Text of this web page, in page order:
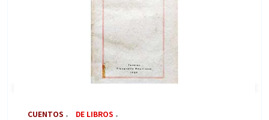
‎ CUENTOS DE LIBROS